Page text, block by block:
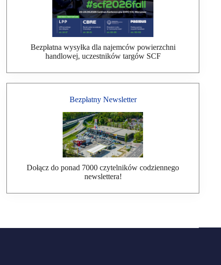
Bezpłatna wysyłka dla najemców powierzchni
handlowej, uczestników targów SCF
Bezpłatny Newsletter
Dołącz do ponad 7000 czytelników codziennego
newslettera!